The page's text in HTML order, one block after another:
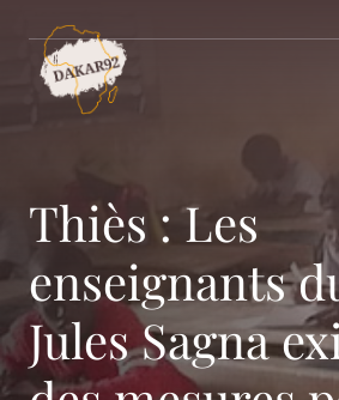
contenu
Thiès : Les
enseignants
Jules Sagna